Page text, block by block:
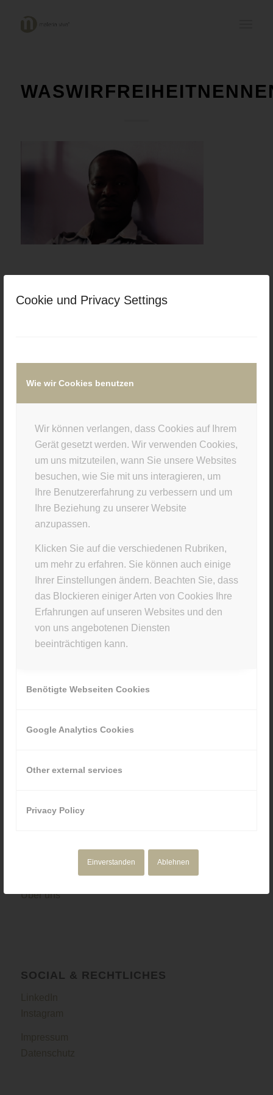
Cookie und Privacy Settings
Wie wir Cookies benutzen
Wir können verlangen, dass Cookies auf Ihrem
Gerät gesetzt werden. Wir verwenden Cookies,
um uns mitzuteilen, wann Sie unsere Websites
besuchen, wie Sie mit uns interagieren, um
Ihre Benutzererfahrung zu verbessern und um
Ihre Beziehung zu unserer Website
anzupassen.
Klicken Sie auf die verschiedenen Rubriken,
um mehr zu erfahren. Sie können auch einige
Ihrer Einstellungen ändern. Beachten Sie, dass
das Blockieren einiger Arten von Cookies Ihre
Erfahrungen auf unseren Websites und den
von uns angebotenen Diensten
beeinträchtigen kann.
Benötigte Webseiten Cookies
Google Analytics Cookies
Other external services
Privacy Policy
Einverstanden Ablehnen
15. OKTOBER 2015
/ 0 KOMMENTARE
0
Hinterlasse einen Kommentar
An der Diskussion beteiligen?
Hinterlasse uns deinen Kommentar!
Du musstangemeldetsein, um einen Kommentar
abzugeben.
Materia Viva
Motion Design
Corporate Media
Über uns
SOCIAL & RECHTLICHES